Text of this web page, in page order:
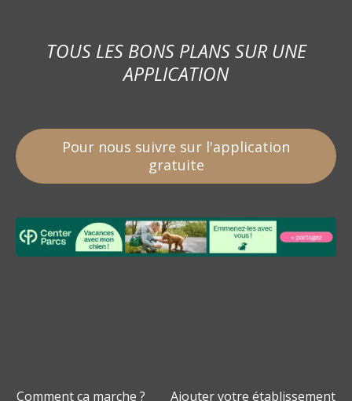
TOUS LES BONS PLANS SUR UNE
APPLICATION
Pour nous suivre sur l'application
gratuite
Comment ça marche ? Ajouter votre établissement